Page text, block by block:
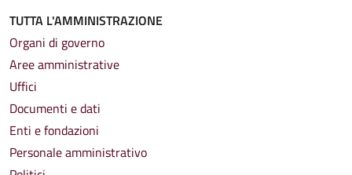
TUTTA L'AMMINISTRAZIONE
Organi di governo
Aree amministrative
Uffici
Documenti e dati
Enti e fondazioni
Personale amministrativo